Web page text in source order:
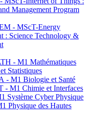
Management Program
- MScT-Energy
: Science Technology &
- M1 Mathématiques
Statistiques
- M1 Biologie et Santé
- M1 Chimie et Interfaces
Système Cyber Physique
Physique des Hautes